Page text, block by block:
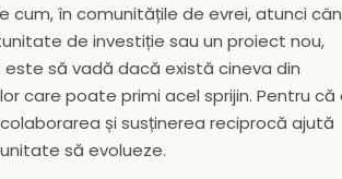
cum, în comunitățile de evrei, atunci
de investiție sau un proiect nou,
să vadă dacă există cineva din
care poate primi acel sprijin. Pentru că
și susținerea reciprocă ajută
să evolueze.